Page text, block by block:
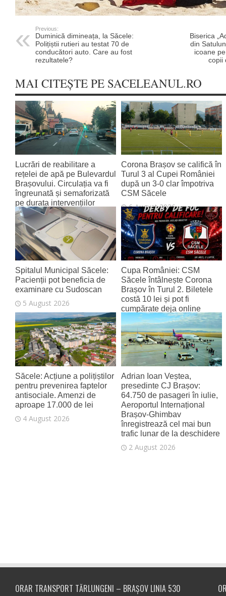
Previous:
Duminică dimineața, la Săcele:
Polițiștii rutieri au testat 70 de
conducători auto. Care au fost
rezultatele?
Biserica
din
icoane
copii
MAI CITEȘTE PE SACELEANUL.RO
Lucrări de reabilitare a
rețelei de apă pe Bulevardul
Brașovului. Circulația va fi
îngreunată și semaforizată
pe durata intervențiilor
6 August 2026
Corona Brașov se califică în
Turul 3 al Cupei României
după un 3-0 clar împotriva
CSM Săcele
6 August 2026
Spitalul Municipal Săcele:
Pacienții pot beneficia de
examinare cu Sudoscan
5 August 2026
Cupa României: CSM
Săcele întâlnește Corona
Brașov în Turul 2. Biletele
costă 10 lei și pot fi
cumpărate deja online
4 August 2026
Săcele: Acțiune a polițiștilor
pentru prevenirea faptelor
antisociale. Amenzi de
aproape 17.000 de lei
4 August 2026
Adrian Ioan Veștea,
presedinte CJ Brașov:
64.750 de pasageri în iulie,
Aeroportul Internațional
Brașov‑Ghimbav
înregistrează cel mai bun
trafic lunar de la deschidere
2 August 2026
ORAR TRANSPORT TĂRLUNGENI – BRAȘOV LINIA 530